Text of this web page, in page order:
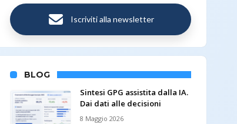
Iscriviti alla newsletter
BLOG
Sintesi GPG assistita dalla IA.
Dai dati alle decisioni
8 Maggio 2026